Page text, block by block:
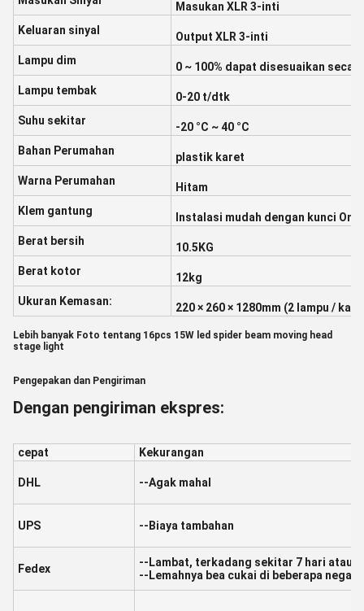
Masukan XLR 3-inti
Keluaran sinyal
Output XLR 3-inti
Lampu dim
0 ~ 100% dapat disesuaikan
Lampu tembak
0-20 t/dtk
Suhu sekitar
-20 °C ~ 40 °C
Bahan Perumahan
plastik karet
Warna Perumahan
Hitam
Klem gantung
Instalasi mudah dengan kunci
Berat bersih
10.5KG
Berat kotor
12kg
Ukuran Kemasan:
220 × 260 × 1280mm (2 lampu /
Lebih banyak Foto tentang 16pcs 15W led spider beam moving head
stage light
Pengepakan dan Pengiriman
Dengan pengiriman ekspres:
cepat Kekurangan
DHL --Agak mahal
UPS --Biaya tambahan
Fedex
--Lambat, terkadang sekitar 7 hari atau
--Lemahnya bea cukai di beberapa negara